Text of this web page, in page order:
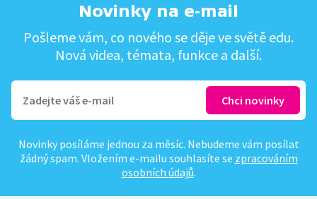
Novinky na e-mail
Pošleme vám, co nového se děje ve světě edu.
Nová videa, témata, funkce a další.
Novinky posíláme jednou za měsíc. Nebudeme vám posílat
žádný spam. Vložením e-mailu souhlasíte se zpracováním
osobních údajů.